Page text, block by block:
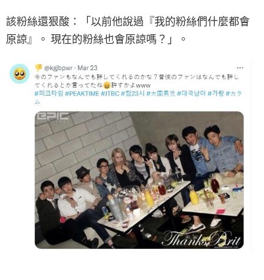
該粉絲還狠酸：「以前他說過『我的粉絲們什麼都會
原諒』。 現在的粉絲也會原諒嗎？」。